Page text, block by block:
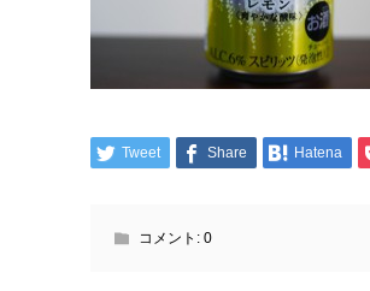
Tweet Share Hatena
コメント: 0